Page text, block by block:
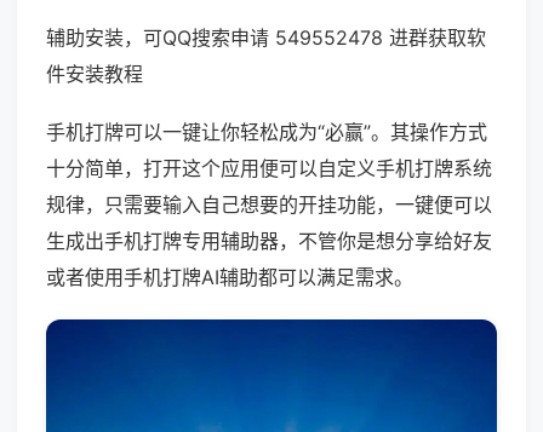
辅助安装，可QQ搜索申请 549552478 进群获取软
件安装教程
手机打牌可以一键让你轻松成为“必赢”。其操作方式
十分简单，打开这个应用便可以自定义手机打牌系统
规律，只需要输入自己想要的开挂功能，一键便可以
生成出手机打牌专用辅助器，不管你是想分享给好友
或者使用手机打牌AI辅助都可以满足需求。